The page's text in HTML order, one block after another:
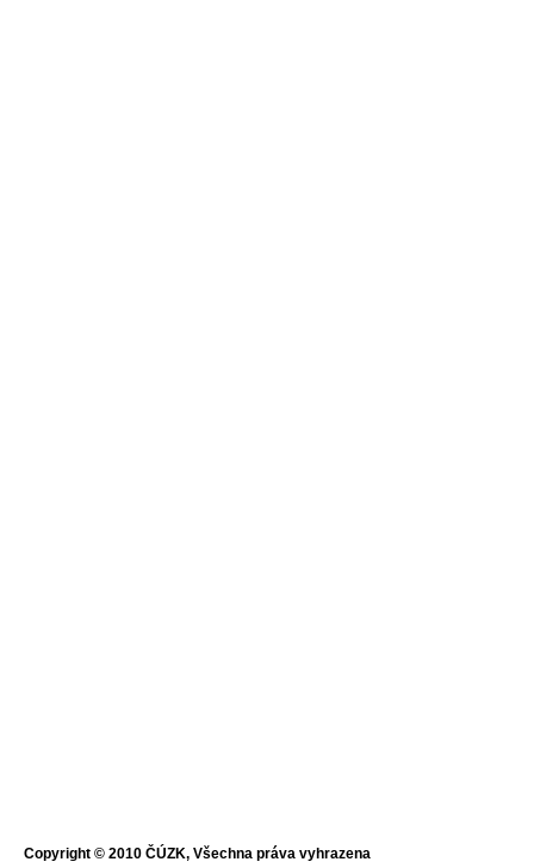
Copyright © 2010 ČÚZK, Všechna práva vyhrazena